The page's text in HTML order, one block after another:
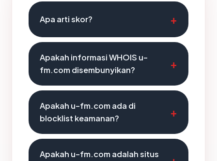
Apa arti skor?
Apakah informasi WHOIS u-
fm.com disembunyikan?
Apakah u-fm.com ada di
blocklist keamanan?
Apakah u-fm.com adalah situs